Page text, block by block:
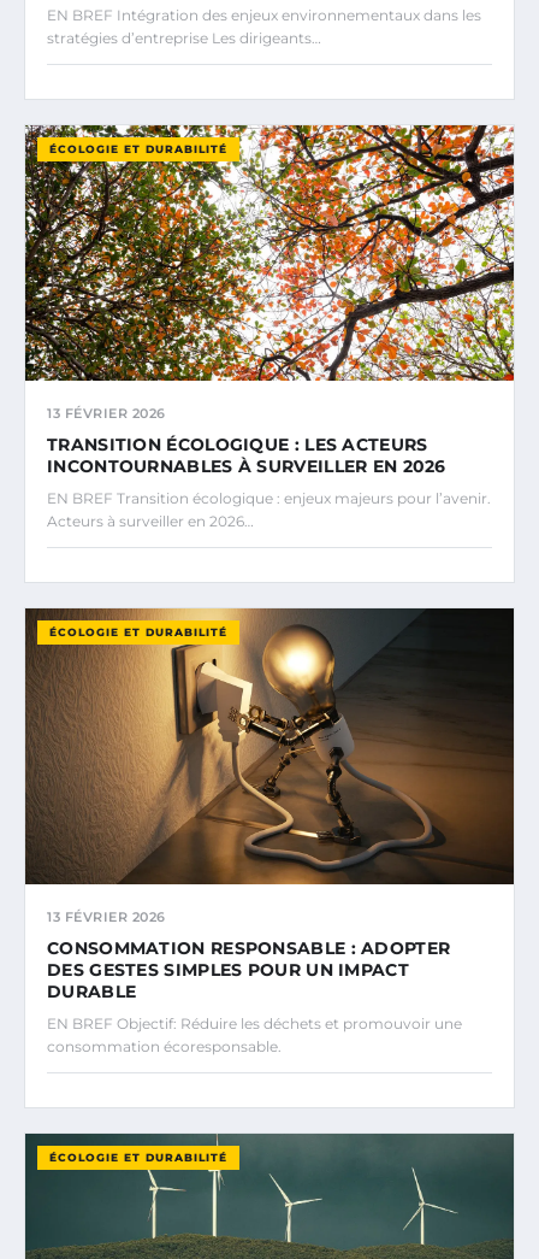
EN BREF Intégration des enjeux environnementaux dans les
stratégies d’entreprise Les dirigeants…
ÉCOLOGIE ET DURABILITÉ
13 FÉVRIER 2026
TRANSITION ÉCOLOGIQUE : LES ACTEURS
INCONTOURNABLES À SURVEILLER EN 2026
EN BREF Transition écologique : enjeux majeurs pour l’avenir.
Acteurs à surveiller en 2026…
ÉCOLOGIE ET DURABILITÉ
13 FÉVRIER 2026
CONSOMMATION RESPONSABLE : ADOPTER
DES GESTES SIMPLES POUR UN IMPACT
DURABLE
EN BREF Objectif: Réduire les déchets et promouvoir une
consommation écoresponsable.
ÉCOLOGIE ET DURABILITÉ